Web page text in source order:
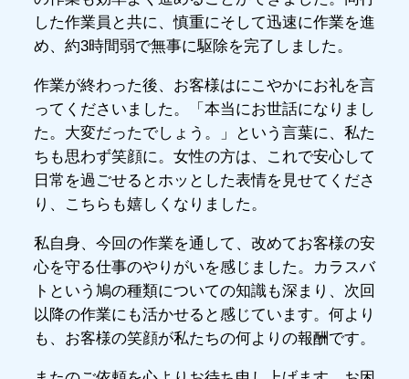
した作業員と共に、慎重にそして迅速に作業を進
め、約3時間弱で無事に駆除を完了しました。
作業が終わった後、お客様はにこやかにお礼を言
ってくださいました。「本当にお世話になりまし
た。大変だったでしょう。」という言葉に、私た
ちも思わず笑顔に。女性の方は、これで安心して
日常を過ごせるとホッとした表情を見せてくださ
り、こちらも嬉しくなりました。
私自身、今回の作業を通して、改めてお客様の安
心を守る仕事のやりがいを感じました。カラスバ
トという鳩の種類についての知識も深まり、次回
以降の作業にも活かせると感じています。何より
も、お客様の笑顔が私たちの何よりの報酬です。